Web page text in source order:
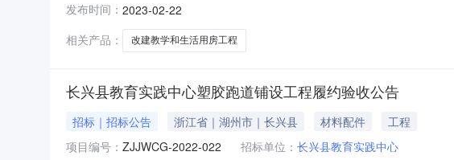
告发布日期：2018-10-0816:33:17七、废标理由：标项一:有效供
作日，各
发布时间： 2023-02-22
相关产品：
改建教学和生活用房工程
长兴县教育实践中心塑胶跑道铺设工程履约验收公告
招标｜招标公告 浙江省｜湖州市｜长兴县 材料配件
工程
项目编号： ZJJWCG-2022-022 招标单位： 长兴县教育实践中心